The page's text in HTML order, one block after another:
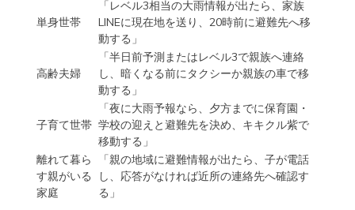
家族構成によっても、避難スイッチは少し変わります。
家族構成 避難スイッチ例
「レベル3相当の大雨情報が出たら、家族
LINEに現在地を送り、20時前に避難先へ移
動する」
高齢夫婦
「半日前予測またはレベル3で親族へ連絡
し、暗くなる前にタクシーか親族の車で移
動する」
「夜に大雨予報なら、夕方までに保育園・